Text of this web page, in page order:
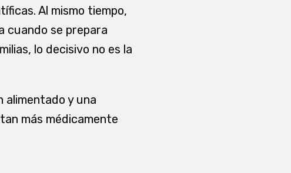
Al mismo tiempo,
cuando se prepara
lo decisivo no es la
alimentado y una
más médicamente